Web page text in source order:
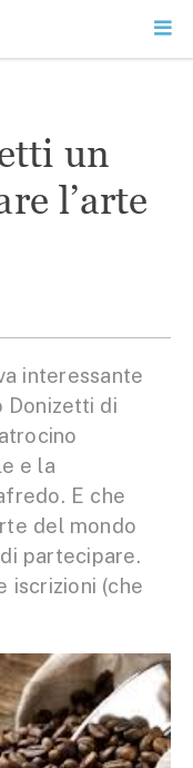
un
l’arte
interessante
Donizetti di
e la
E che
del mondo
partecipare.
iscrizioni (che